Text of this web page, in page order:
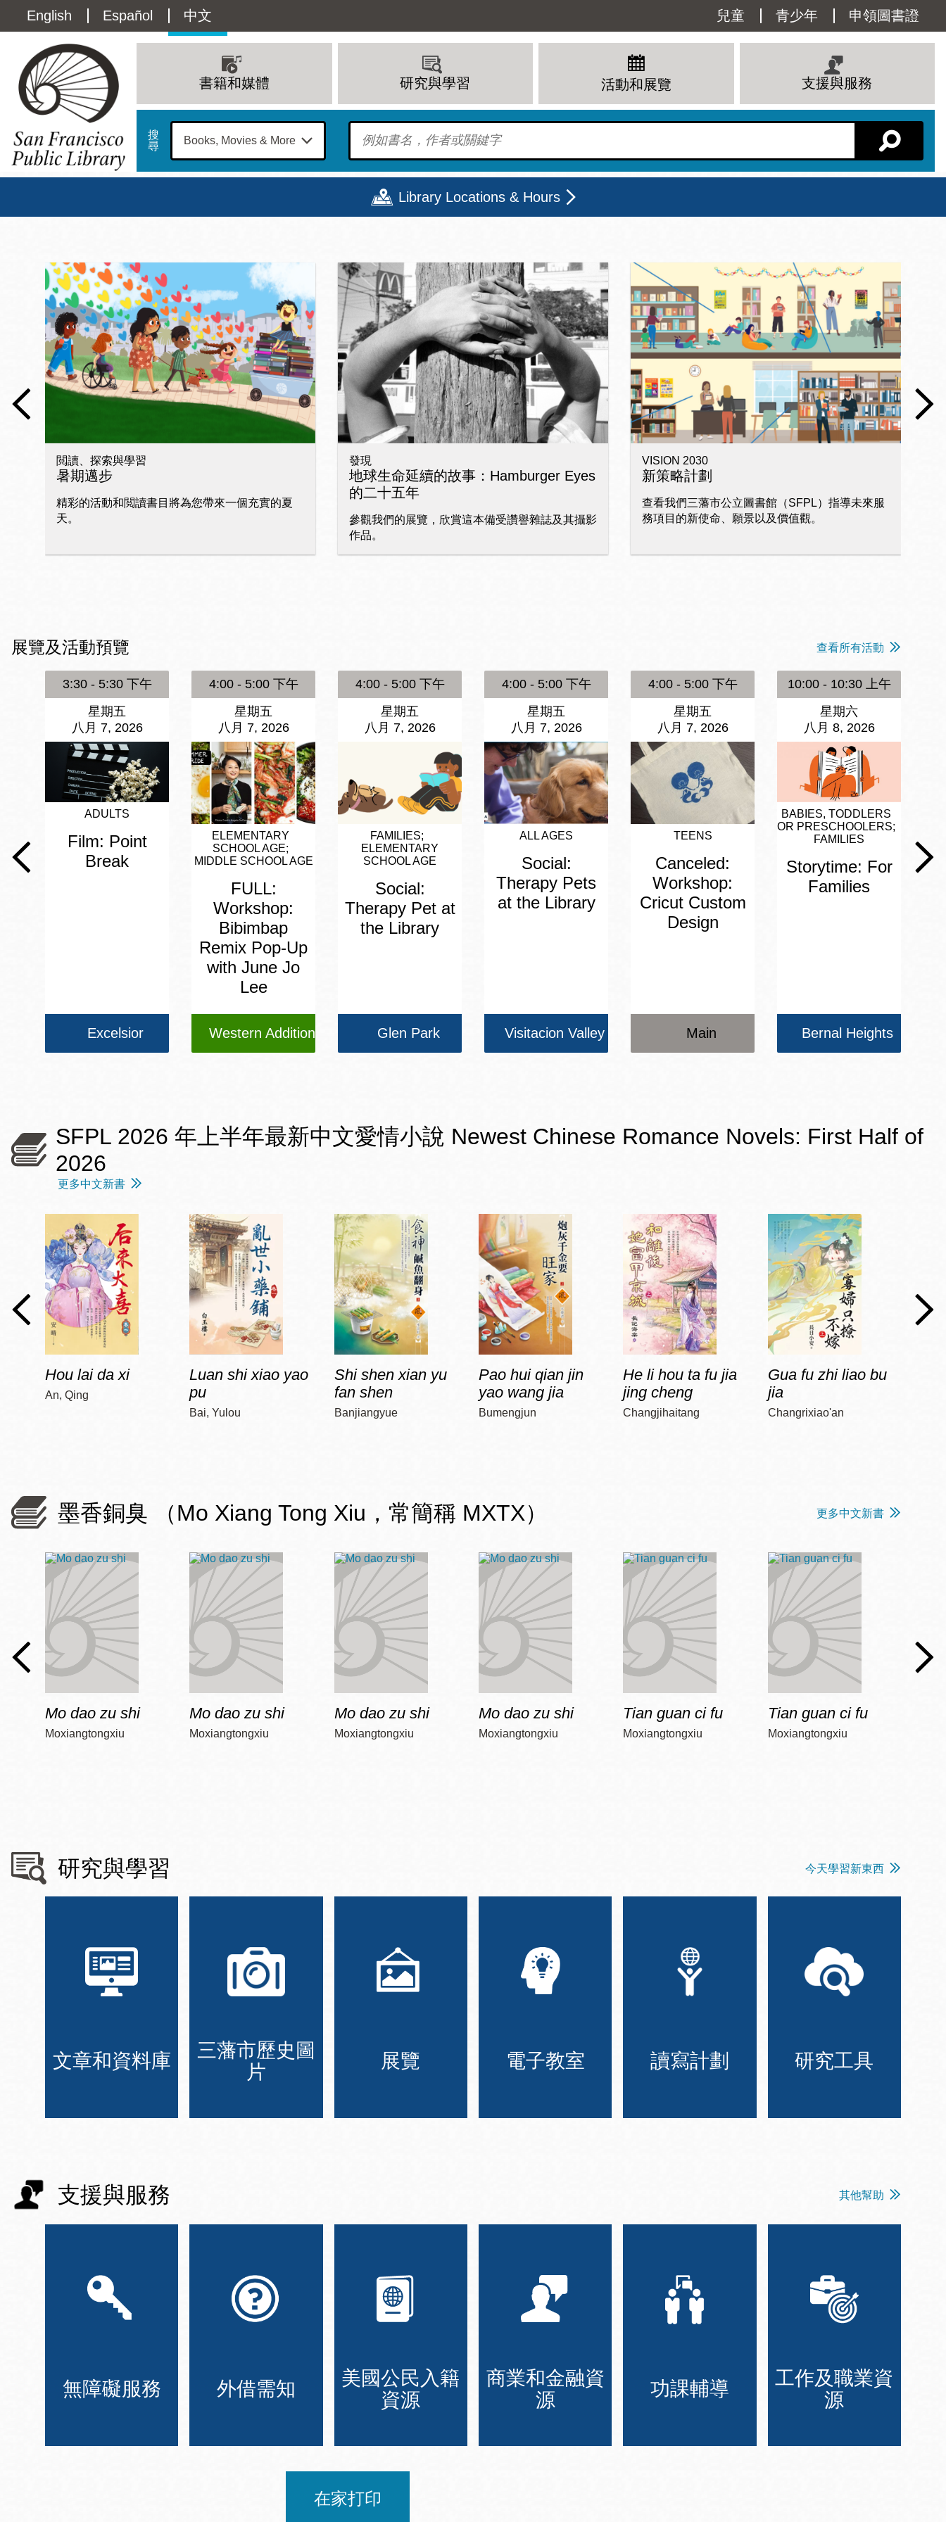
主
Language
switcher
(Content)
English Español 中文
Utility
Menu
兒童 青少年 申領圖書證
navigation
書籍和媒體 研究與學習 活動和展覽 支援與服務
搜
尋
To find?
Library Locations & Hours
Address
100
Larkin
Street
San
Francisco,
CA 94102
星期日
12 下午 - 6 下午
9 上午 - 6 下午
9 上午 - 8 下午
星期三
9 上午 - 8 下午
星期四
9 上午 - 8 下午
星期五
12 下午 - 6 下午
星期六
10 上午 - 6 下午
查看所有
總圖書館
Anza 圖書分館
Brooks-Burton
灣景區圖書分館
Chinatown 華埠/
麥禮謙圖書分館
Eureka Valley 尤
里卡谷/Harvey
Milk 紀念圖書分
Excelsior圖書分
Golden Gate
Valley 圖書分館
Mission Bay 米
慎灣區圖書分館
Noe Valley
/Sally Brunn 諾
谷區圖書分館
North Beach北
岸區圖書分館
Ocean View 海
景區圖書分館
OMI 流動圖書館
Park 圖書分館
圖書分館
Potrero 寳翠麗
Presidio 普西迪
奧圖書分館
Richmond/參議
員 Milton Marks
列治文區圖書分
書分館
West Portal 圖
Western
Addition 西增區
圖書分館
虛擬圖書館
流動圖書館/ 流
動外展服務
三藩市公立圖書館主頁
閲讀、探索與學習
暑期邁步
精彩的活動和閲讀書目將為您帶來一個充實的夏
天。
發現
地球生命延續的故事：Hamburger Eyes
的二十五年
參觀我們的展覽，欣賞這本備受讚譽雜誌及其攝影
作品。
VISION 2030
新策略計劃
查看我們三藩市公立圖書館（SFPL）指導未來服
務項目的新使命、願景以及價值觀。
展覽及活動預覽 查看所有活動
3:30 - 5:30 下午
星期五
八月 7, 2026
ADULTS
Film: Point
Break
Excelsior
4:00 - 5:00 下午
星期五
八月 7, 2026
ELEMENTARY
SCHOOL AGE
MIDDLE SCHOOL AGE
FULL:
Workshop:
Bibimbap
Remix Pop-Up
with June Jo
Lee
Western Addition
4:00 - 5:00 下午
星期五
八月 7, 2026
FAMILIES
ELEMENTARY
SCHOOL AGE
Social:
Therapy Pet at
the Library
Glen Park
4:00 - 5:00 下午
星期五
八月 7, 2026
ALL AGES
Social:
Therapy Pets
at the Library
Visitacion Valley
4:00 - 5:00 下午
星期五
八月 7, 2026
TEENS
Canceled:
Workshop:
Cricut Custom
Design
Main
10:00 - 10:30 上午
星期六
八月 8, 2026
BABIES, TODDLERS
OR PRESCHOOLERS
FAMILIES
Storytime: For
Families
Bernal Heights
SFPL 2026 年上半年最新中文愛情小說 Newest Chinese Romance Novels: First Half of
2026
更多中文新書
Hou lai da xi
An, Qing
Luan shi xiao yao
pu
Bai, Yulou
Shi shen xian yu
fan shen
Banjiangyue
Pao hui qian jin
yao wang jia
Bumengjun
He li hou ta fu jia
jing cheng
Changjihaitang
Gua fu zhi liao bu
jia
Changrixiao'an
墨香銅臭 （Mo Xiang Tong Xiu，常簡稱 MXTX） 更多中文新書
Mo dao zu shi
Moxiangtongxiu
Mo dao zu shi
Moxiangtongxiu
Mo dao zu shi
Moxiangtongxiu
Mo dao zu shi
Moxiangtongxiu
Tian guan ci fu
Moxiangtongxiu
Tian guan ci fu
Moxiangtongxiu
研究與學習 今天學習新東西
文章和資料庫
三藩市歷史圖
片
展覽 電子教室 讀寫計劃 研究工具
支援與服務 其他幫助
無障礙服務 外借需知
美國公民入籍
資源
商業和金融資
源
功課輔導
工作及職業資
源
在家打印